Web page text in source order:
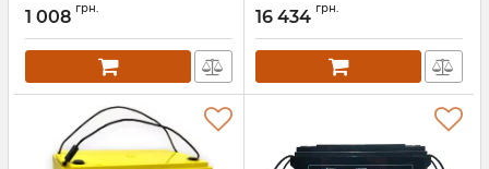
1 008 грн. 16 434 грн.